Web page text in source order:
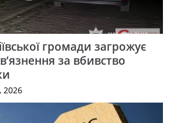
громади загрожує
за вбивство
2026